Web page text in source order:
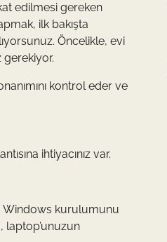
edilmesi gereken
ilk bakışta
Öncelikle, evi
gerekiyor.
kontrol eder ve
ihtiyacınız var.
Windows kurulumunu
laptop’unuzun